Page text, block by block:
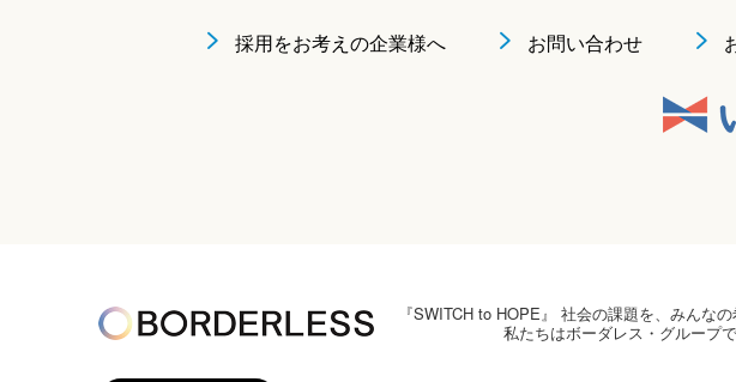
採用をお考えの企業様へ お問い合わせ
『SWITCH to HOPE』 社会の課題を、みんなの
私たちはボーダレス・グループで